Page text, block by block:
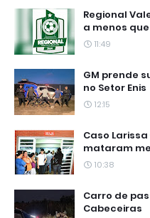
Regional
a menos
11:49
GM prende
no Setor Enis
12:15
Caso
mataram
10:38
Carro de
Cabeceiras